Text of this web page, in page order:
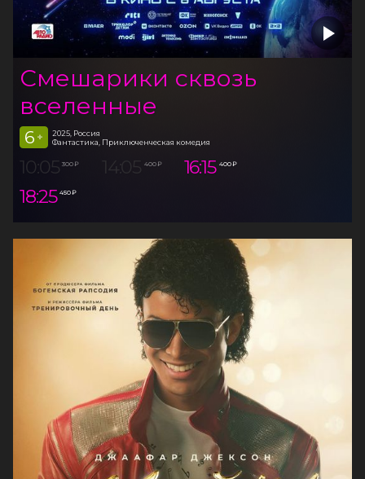
Смешарики сквозь
вселенные
6 +
2025, Россия
Фантастика, Приключенческая комедия
10:05 300 ₽ 14:05 400 ₽ 16:15 400 ₽
18:25 450 ₽